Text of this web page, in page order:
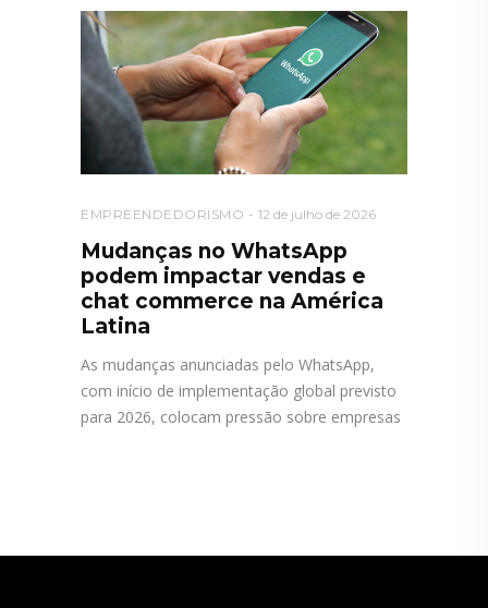
EMPREENDEDORISMO 12 de julho de 2026
Mudanças no WhatsApp
podem impactar vendas e
chat commerce na América
Latina
As mudanças anunciadas pelo WhatsApp,
com início de implementação global previsto
para 2026, colocam pressão sobre empresas